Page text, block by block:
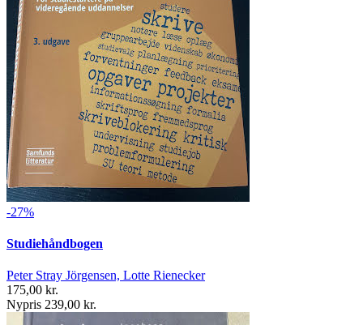
-27%
Studiehåndbogen
Peter Stray Jörgensen, Lotte Rienecker
175,00 kr.
Nypris 239,00 kr.